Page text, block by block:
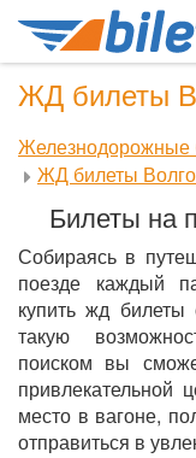
ЖД билеты
Железнодорожные
ЖД билеты
Билеты на
Собираясь в
поезде каждый
купить жд
такую
поиском вы
привлекательной
место в вагоне,
отправиться в